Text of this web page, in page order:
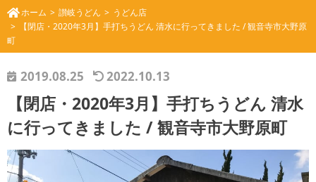
ホーム 讃岐うどん
うどん店
【閉店・2020年3月】手打ちうどん 清水に行ってきました / 観音寺市大野原
町
2019.08.25 2022.10.13
【閉店・2020年3月】手打ちうどん 清水
に行ってきました / 観音寺市大野原町